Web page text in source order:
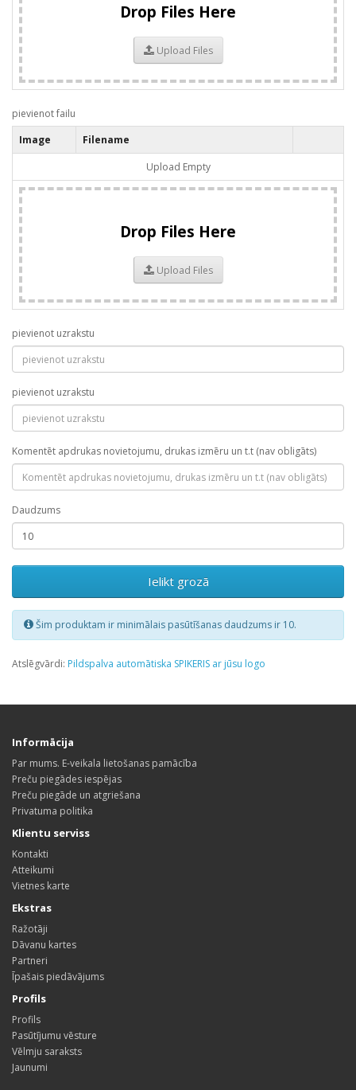
Drop Files Here
Upload Files
pievienot failu
Image
Filename
Upload Empty
Drop Files Here
Upload Files
pievienot uzrakstu
pievienot uzrakstu
Komentēt apdrukas novietojumu, drukas izmēru un t.t (nav obligāts)
Daudzums
Ielikt grozā
Šim produktam ir minimālais pasūtīšanas daudzums ir 10.
Atslēgvārdi: Pildspalva automātiska SPIKERIS ar jūsu logo
Informācija
Par mums. E-veikala lietošanas pamācība
Preču piegādes iespējas
Preču piegāde un atgriešana
Privatuma politika
Klientu serviss
Kontakti
Atteikumi
Vietnes karte
Ekstras
Ražotāji
Dāvanu kartes
Partneri
Īpašais piedāvājums
Profils
Profils
Pasūtījumu vēsture
Vēlmju saraksts
Jaunumi